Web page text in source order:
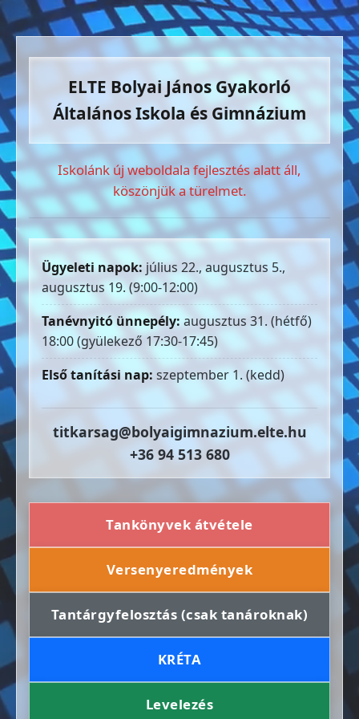
ELTE Bolyai János Gyakorló
Általános Iskola és Gimnázium
Iskolánk új weboldala fejlesztés alatt áll,
köszönjük a türelmet.
Ügyeleti napok: július 22., augusztus 5.,
augusztus 19. (9:00-12:00)
Tanévnyitó ünnepély: augusztus 31. (hétfő)
18:00 (gyülekező 17:30-17:45)
Első tanítási nap: szeptember 1. (kedd)
titkarsag@bolyaigimnazium.elte.hu
+36 94 513 680
Tankönyvek átvétele
Versenyeredmények
Tantárgyfelosztás (csak tanároknak)
KRÉTA
Levelezés